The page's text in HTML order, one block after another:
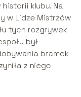
klubu. Na
w Lidze Mistrzów
tych rozgrywek
był
bramek
z niego